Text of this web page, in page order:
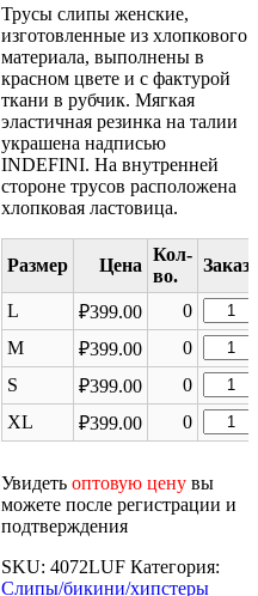
Трусы слипы женские,
изготовленные из хлопкового
материала, выполнены в
красном цвете и с фактурой
ткани в рубчик. Мягкая
эластичная резинка на талии
украшена надписью
INDEFINI. На внутренней
стороне трусов расположена
хлопковая ластовица.
Размер Цена
L ₽399.00 0
товара
Трусы
M ₽399.00 0
товара
Трусы
S ₽399.00 0
товара
Трусы
XL ₽399.00 0
товара
Трусы
Увидеть оптовую ценувы
можете после регистрации и
подтверждения
SKU: 4072LUF Категория:
Слипы/бикини/хипстеры